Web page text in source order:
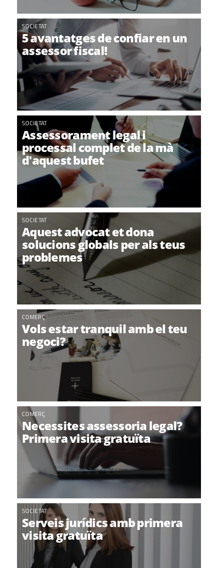
SOCIETAT
5 avantatges de confiar en un
assessor fiscal!
SOCIETAT
Assessorament legal i
processal complet de la mà
d'aquest bufet
SOCIETAT
Aquest advocat et dona
solucions globals per als teus
problemes
COMERÇ
Vols estar tranquil amb el teu
negoci?
COMERÇ
Necessites assessoria legal?
Primera visita gratuïta
SOCIETAT
Serveis jurídics amb primera
visita gratuïta